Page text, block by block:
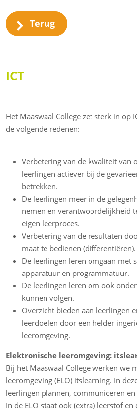
Terug
ICT
Het Maaswaal College zet sterk in op
de volgende redenen:
Verbetering van de kwaliteit van
leerlingen actiever bij de
betrekken.
De leerlingen meer in de
nemen en verantwoordelijkheid
eigen leerproces.
Verbetering van de resultaten
maat te bedienen (differentiëren).
De leerlingen leren omgaan met
apparatuur en programmatuur.
De leerlingen leren om ook
kunnen volgen.
Overzicht bieden aan leerlingen
leerdoelen door een helder
leeromgeving.
Elektronische leeromgeving:
Bij het Maaswaal College werken we
leeromgeving (ELO) itslearning. In
leerlingen plannen, communiceren
In de ELO staat ook (extra) leerstof